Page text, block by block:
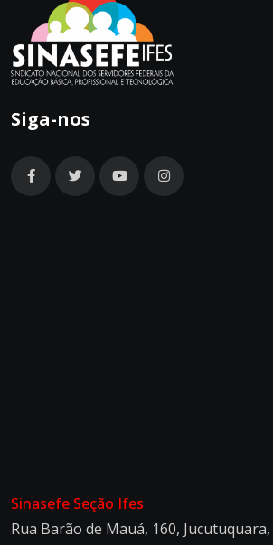
Siga-nos
Sinasefe Seção Ifes
Rua Barão de Mauá, 160, Jucutuquara,